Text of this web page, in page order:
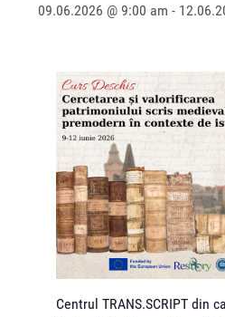
09.06.2026 @ 9:00 am -
Centrul TRANS.SCRIPT din